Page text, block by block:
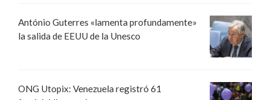
António Guterres «lamenta profundamente»
la salida de EEUU de la Unesco
ONG Utopix: Venezuela registró 61